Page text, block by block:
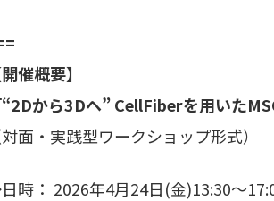
催概要】
から3Dヘ” CellFiberを用いた
面・実践型ワークショップ形式）
時： 2026年4月24日(金)13:30～